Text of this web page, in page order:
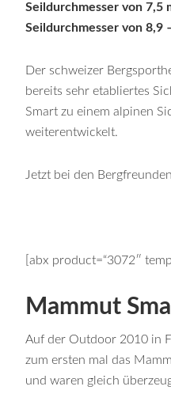
Seildurchmesser von 7,5
Seildurchmesser von 8,9
Der schweizer
bereits sehr etabliertes
Smart zu einem alpinen
weiterentwickelt.
Jetzt bei den
[abx product=“3072″
Mammut
Auf der Outdoor 2010 in
zum ersten mal das
und waren gleich